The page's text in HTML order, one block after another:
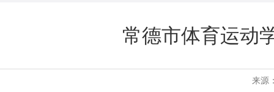
常德市体育运动
来源